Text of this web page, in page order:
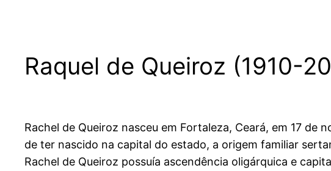
Raquel de Queiroz (1910-
Rachel de Queiroz nasceu em Fortaleza, Ceará, em 17 de
de ter nascido na capital do estado, a origem familiar
Rachel de Queiroz possuía ascendência oligárquica e